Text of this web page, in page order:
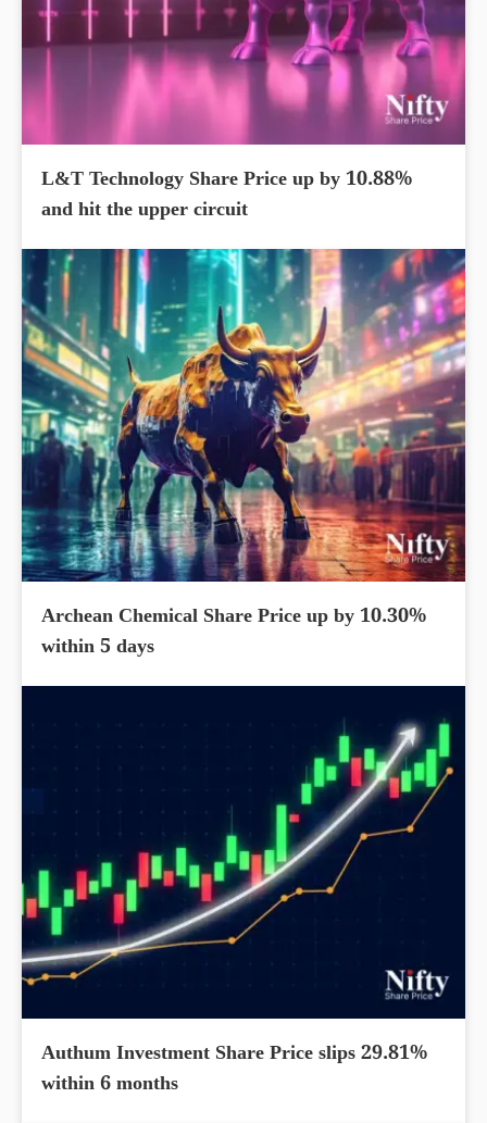
L&T Technology Share Price up by 10.88%
and hit the upper circuit
Archean Chemical Share Price up by 10.30%
within 5 days
Authum Investment Share Price slips 29.81%
within 6 months